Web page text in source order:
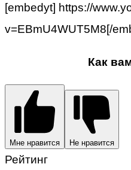
[embedyt] https://
v=EBmU4WUT5M8[/
Как
Мне нравится Не нравится
Рейтинг